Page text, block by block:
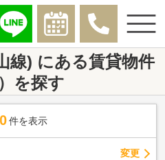
線) にある賃貸物件
を探す
件を表示
変更